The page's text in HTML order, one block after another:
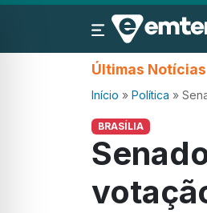
Últimas Notícias
Início » Política »
BRASÍLIA